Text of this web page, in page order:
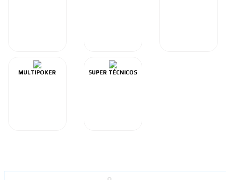
MULTIPOKER SUPER TÉCNICOS